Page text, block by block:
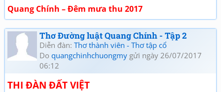
Quang Chính – Đêm mưa thu 2017
Thơ Đường luật Quang Chính - Tập 2
Diễn đàn: Thơ thành viên - Thơ tập cổ
Do quangchinhchuongmy gửi ngày 26/07/2017
06:12
THI ĐÀN ĐẤT VIỆT